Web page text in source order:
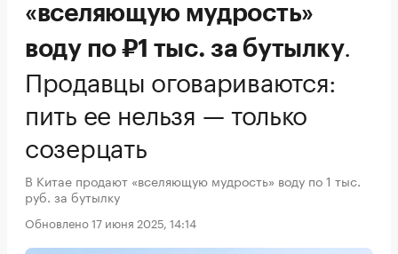
«вселяющую мудрость»
воду по ₽1 тыс. за бутылку.
Продавцы оговариваются:
пить ее нельзя — только
созерцать
В Китае продают «вселяющую мудрость» воду по 1 тыс.
руб. за бутылку
Обновлено 17 июня 2025, 14:14